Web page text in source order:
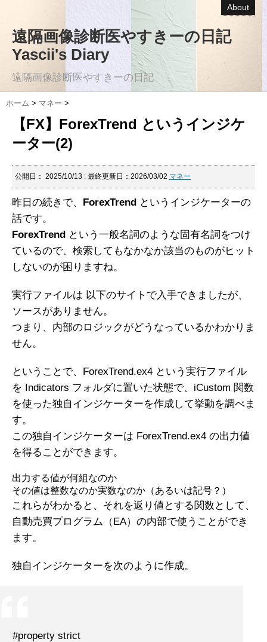
About
遠隔画像診断医やすきーの日記
Yascii's Diary
遠隔画像診断医やすきーの日記
ホーム > マネー >
【FX】ForexTrend というインジケ
ーター(2)
公開日： 2025/10/13 : 最終更新日：2026/03/02 マネー
昨日の続きで、 ForexTrend というインジケーターの
話です。
ForexTrend という一般名詞のような固有名詞をつけ
ているので、検索してもなかなか該当のものがヒット
しないのが困りますね。
実行ファイルは 以下のサイトで入手できましたが、
ソースがありません。
つまり、内部のロジックがどうなっているかわかりま
せん。
ということで、ForexTrend.ex4 という実行ファイル
を Indicators フォルダに置いた状態で、iCustom 関数
を使った独自インジケーターを作成して挙動を調べま
す。
この独自インジケーターは ForexTrend.ex4 の出力値
を得ることができます。
出力する値が何組なのか
その値は整数なのか実数なのか（あるいは記号？）
これらがわかると、それを返り値とする関数として、
自動売買プログラム（EA）の内部で使うことができ
ます。
独自インジケーターを次のように作成。
#property strict